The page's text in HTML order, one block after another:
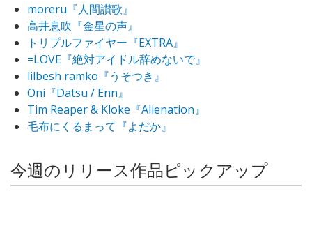
moreru『人間讃歌』
高井息吹『金星の声』
トリプルファイヤー『EXTRA』
=LOVE『絶対アイドル辞めないで』
lilbesh ramko『うそつき』
Oni『Datsu / Enn』
Tim Reaper & Kloke『Alienation』
毛布にくるまって『よだか』
今週のリリース作品ピックアップ